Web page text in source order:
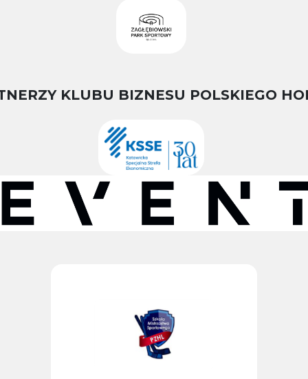
KLUBU BIZNESU POLSKIEGO